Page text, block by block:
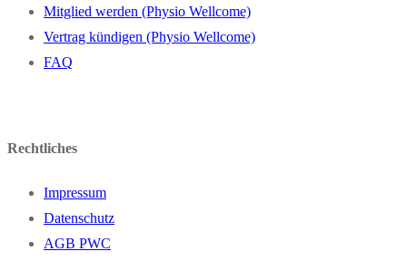
Mitglied werden (Physio Wellcome)
Vertrag kündigen (Physio Wellcome)
FAQ
Rechtliches
Impressum
Datenschutz
AGB PWC